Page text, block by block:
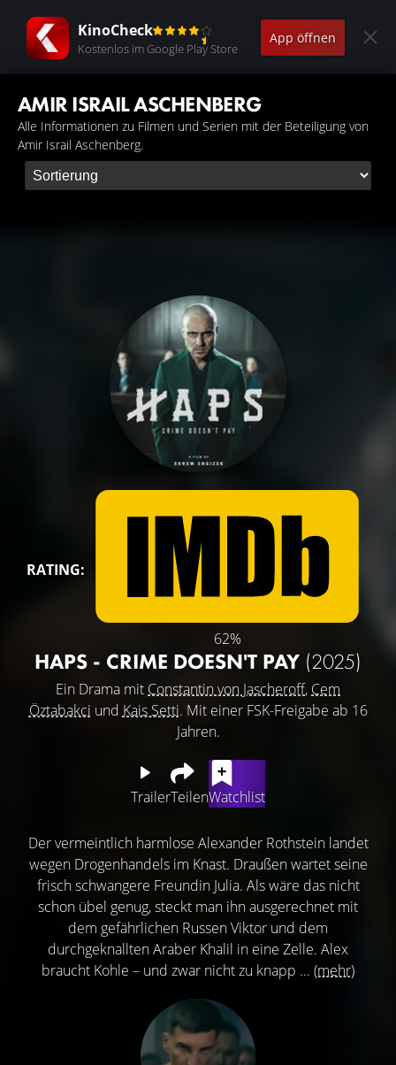
KinoCheck
Kostenlos im Google Play Store
App öffnen
AMIR ISRAIL ASCHENBERG
Alle Informationen zu Filmen und Serien mit der Beteiligung von
Amir Israil Aschenberg.
RATING:
62%
HAPS - CRIME DOESN'T PAY (2025)
Ein Drama mit Constantin von Jascheroff, Cem
Öztabakci und Kais Setti. Mit einer FSK-Freigabe ab 16
Jahren.
TrailerTeilenWatchlist
Der vermeintlich harmlose Alexander Rothstein landet
wegen Drogenhandels im Knast. Draußen wartet seine
frisch schwangere Freundin Julia. Als wäre das nicht
schon übel genug, steckt man ihn ausgerechnet mit
dem gefährlichen Russen Viktor und dem
durchgeknallten Araber Khalil in eine Zelle. Alex
braucht Kohle – und zwar nicht zu knapp ... (mehr)